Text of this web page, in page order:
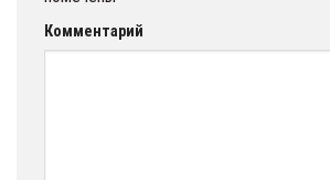
Комментарий